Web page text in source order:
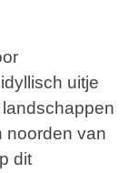
uitje
noorden van
dit